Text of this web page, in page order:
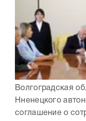
Волгоградская
Нненецкого
соглашение о